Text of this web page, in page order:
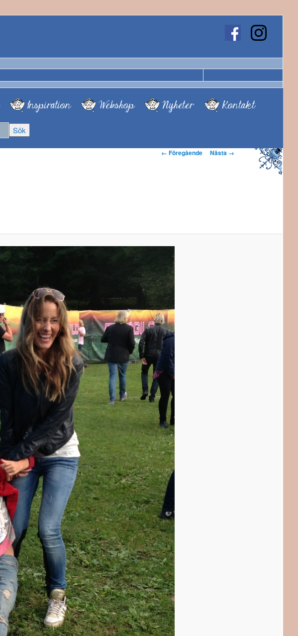
Inspiration Webshop Nyheter Kontakt
Bildnavigering
← Föregående Nästa →